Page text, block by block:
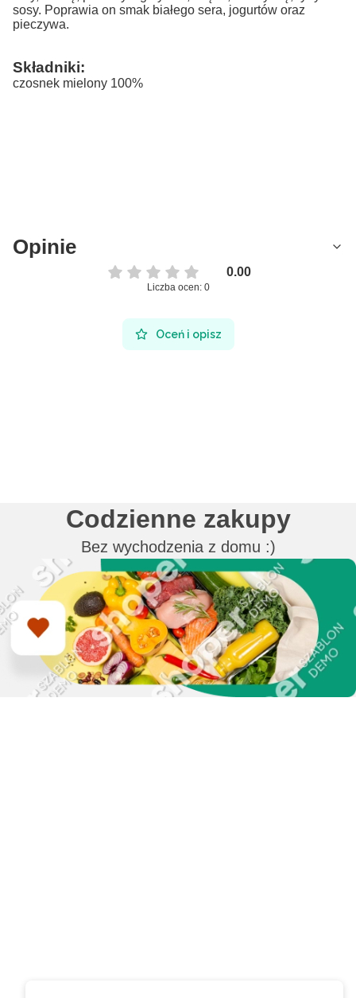
sosy. Poprawia on smak białego sera, jogurtów oraz
pieczywa.
Składniki:
czosnek mielony 100%
Opinie
0.00
Liczba ocen: 0
Oceń i opisz
Codzienne zakupy
Bez wychodzenia z domu :)